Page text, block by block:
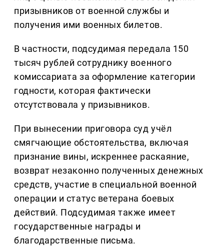
призывников от военной службы и
получения ими военных билетов.
В частности, подсудимая передала 150
тысяч рублей сотруднику военного
комиссариата за оформление категории
годности, которая фактически
отсутствовала у призывников.
При вынесении приговора суд учёл
смягчающие обстоятельства, включая
признание вины, искреннее раскаяние,
возврат незаконно полученных денежных
средств, участие в специальной военной
операции и статус ветерана боевых
действий. Подсудимая также имеет
государственные награды и
благодарственные письма.